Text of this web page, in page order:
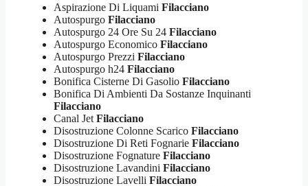
Aspirazione Di Liquami Filacciano
Autospurgo Filacciano
Autospurgo 24 Ore Su 24 Filacciano
Autospurgo Economico Filacciano
Autospurgo Prezzi Filacciano
Autospurgo h24 Filacciano
Bonifica Cisterne Di Gasolio Filacciano
Bonifica Di Ambienti Da Sostanze Inquinanti
Filacciano
Canal Jet Filacciano
Disostruzione Colonne Scarico Filacciano
Disostruzione Di Reti Fognarie Filacciano
Disostruzione Fognature Filacciano
Disostruzione Lavandini Filacciano
Disostruzione Lavelli Filacciano